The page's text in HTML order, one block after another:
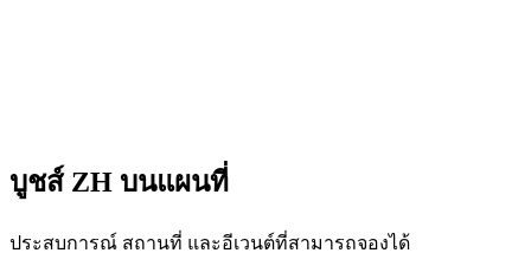
บูชส์ ZH บนแผนที่
ประสบการณ์ สถานที่ และอีเวนต์ที่สามารถจองได้